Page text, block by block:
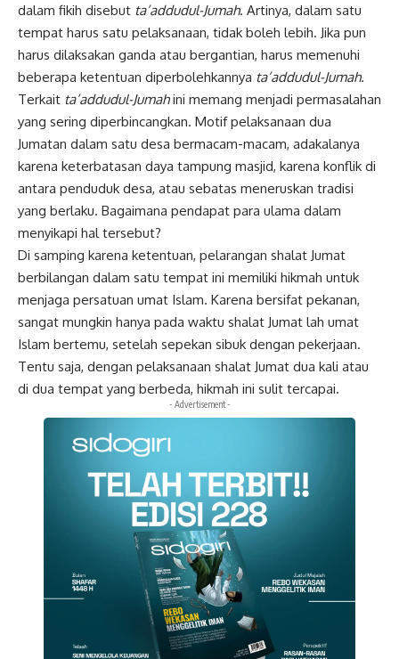
dalam fikih disebut ta’addudul-Jumah. Artinya, dalam satu
tempat harus satu pelaksanaan, tidak boleh lebih. Jika pun
harus dilaksakan ganda atau bergantian, harus memenuhi
beberapa ketentuan diperbolehkannya ta’addudul-Jumah.
Terkait ta’addudul-Jumahini memang menjadi permasalahan
yang sering diperbincangkan. Motif pelaksanaan dua
Jumatan dalam satu desa bermacam-macam, adakalanya
karena keterbatasan daya tampung masjid, karena konflik di
antara penduduk desa, atau sebatas meneruskan tradisi
yang berlaku. Bagaimana pendapat para ulama dalam
menyikapi hal tersebut?
Di samping karena ketentuan, pelarangan shalat Jumat
berbilangan dalam satu tempat ini memiliki hikmah untuk
menjaga persatuan umat Islam. Karena bersifat pekanan,
sangat mungkin hanya pada waktu shalat Jumat lah umat
Islam bertemu, setelah sepekan sibuk dengan pekerjaan.
Tentu saja, dengan pelaksanaan shalat Jumat dua kali atau
di dua tempat yang berbeda, hikmah ini sulit tercapai.
- Advertisement -